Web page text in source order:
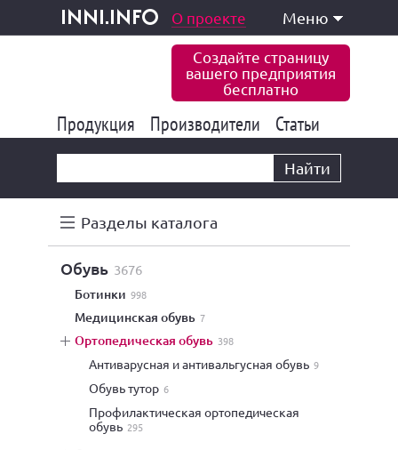
inni.info
и услуги О проекте Меню
Создайте страницу
вашего предприятия
бесплатно
Продукция 177 835
Производители 6 771
Статьи
Найти
Разделы каталога
обувь 3676
ботинки 998
медицинская обувь 7
ортопедическая обувь 398
антиварусная и антивальгусная обувь 9
обувь тутор 6
профилактическая ортопедическая
обувь 295